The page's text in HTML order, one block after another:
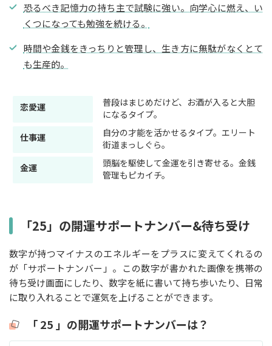
恐るべき記憶力の持ち主で試験に強い。向学心に燃え、い
くつになっても勉強を続ける。
時間や金銭をきっちりと管理し、生き方に無駄がなくとて
も生産的。
恋愛運
普段はまじめだけど、お酒が入ると大胆
になるタイプ。
仕事運
自分の才能を活かせるタイプ。エリート
街道まっしぐら。
金運
頭脳を駆使して金運を引き寄せる。金銭
管理もピカイチ。
「25」の開運サポートナンバー&待ち受け
数字が持つマイナスのエネルギーをプラスに変えてくれるの
が「サポートナンバー」。この数字が書かれた画像を携帯の
待ち受け画面にしたり、数字を紙に書いて持ち歩いたり、日常
に取り入れることで運気を上げることができます。
「 25 」の開運サポートナンバーは？